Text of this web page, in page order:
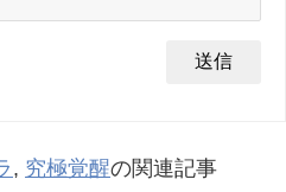
究極覚醒の関連記事